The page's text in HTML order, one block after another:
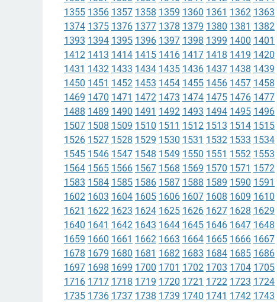
1355 1356 1357 1358 1359 1360 1361 1362 1363
1374 1375 1376 1377 1378 1379 1380 1381 1382
1393 1394 1395 1396 1397 1398 1399 1400 1401
1412 1413 1414 1415 1416 1417 1418 1419 1420
1431 1432 1433 1434 1435 1436 1437 1438 1439
1450 1451 1452 1453 1454 1455 1456 1457 1458
1469 1470 1471 1472 1473 1474 1475 1476 1477
1488 1489 1490 1491 1492 1493 1494 1495 1496
1507 1508 1509 1510 1511 1512 1513 1514 1515
1526 1527 1528 1529 1530 1531 1532 1533 1534
1545 1546 1547 1548 1549 1550 1551 1552 1553
1564 1565 1566 1567 1568 1569 1570 1571 1572
1583 1584 1585 1586 1587 1588 1589 1590 1591
1602 1603 1604 1605 1606 1607 1608 1609 1610
1621 1622 1623 1624 1625 1626 1627 1628 1629
1640 1641 1642 1643 1644 1645 1646 1647 1648
1659 1660 1661 1662 1663 1664 1665 1666 1667
1678 1679 1680 1681 1682 1683 1684 1685 1686
1697 1698 1699 1700 1701 1702 1703 1704 1705
1716 1717 1718 1719 1720 1721 1722 1723 1724
1735 1736 1737 1738 1739 1740 1741 1742 1743